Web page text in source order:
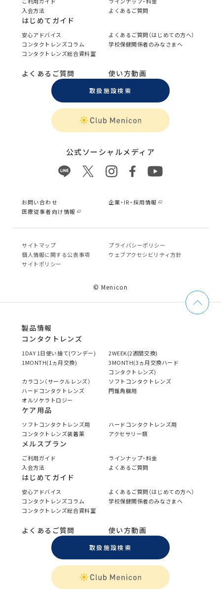
入会方法
よくあるご質問
はじめてガイド
安心アドバイス
よくあるご質問（はじめての方へ）
コンタクトレンズコラム
学校保健関係者のみなさまへ
コンタクトレンズ総合資料室
よくあるご質問 使い方動画
取扱施設検索
公式ソーシャルメディア
お問い合わせ
企業・IR・採用情報
医療従事者向け情報
サイトマップ
プライバシーポリシー
個⼈情報に関する公表事項
ウェブアクセシビリティ方針
サイトポリシー
© Menicon
製品情報
コンタクトレンズ
1DAY 1日使い捨て(ワンデー)
2WEEK(2週間交換)
1MONTH(1ヵ月交換)
3MONTH(3ヵ月交換ハード
コンタクトレンズ)
カラコン（サークルレンズ）
ソフトコンタクトレンズ
ハードコンタクトレンズ
円錐角膜用
オルソケラトロジー
ケア用品
ソフトコンタクトレンズ用
ハードコンタクトレンズ用
コンタクトレンズ装着薬
アクセサリー類
メルスプラン
ご利用ガイド
ラインナップ・料金
入会方法
よくあるご質問
はじめてガイド
安心アドバイス
よくあるご質問（はじめての方へ）
コンタクトレンズコラム
学校保健関係者のみなさまへ
コンタクトレンズ総合資料室
よくあるご質問 使い方動画
取扱施設検索